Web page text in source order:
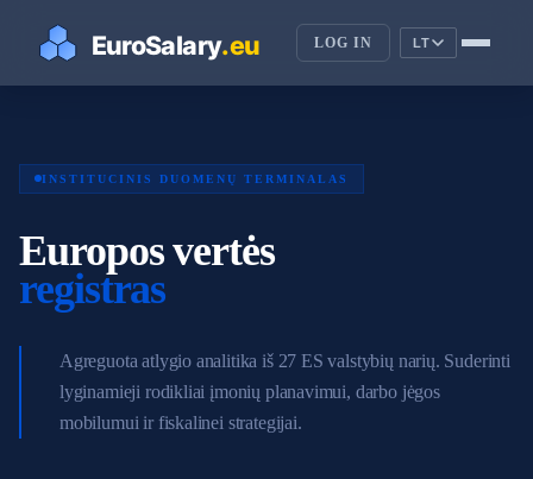
LOG IN LT
INSTITUCINIS DUOMENŲ TERMINALAS
Europos vertės
registras
Agreguota atlygio analitika iš 27 ES valstybių narių. Suderinti
lyginamieji rodikliai įmonių planavimui, darbo jėgos
mobilumui ir fiskalinei strategijai.